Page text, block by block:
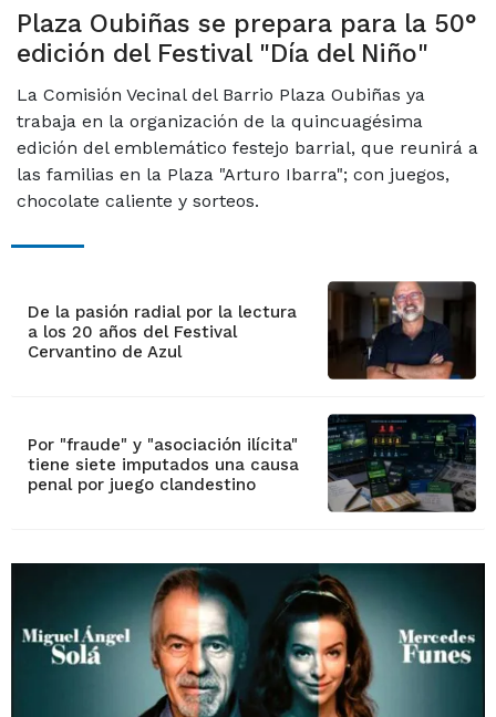
Plaza Oubiñas se prepara para la 50°
edición del Festival "Día del Niño"
La Comisión Vecinal del Barrio Plaza Oubiñas ya
trabaja en la organización de la quincuagésima
edición del emblemático festejo barrial, que reunirá a
las familias en la Plaza "Arturo Ibarra"; con juegos,
chocolate caliente y sorteos.
De la pasión radial por la lectura
a los 20 años del Festival
Cervantino de Azul
Por "fraude" y "asociación ilícita"
tiene siete imputados una causa
penal por juego clandestino